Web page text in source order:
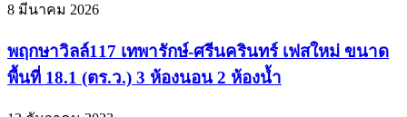
8 มีนาคม 2026
พฤกษาวิลล์117 เทพารักษ์-ศรีนครินทร์ เฟสใหม่ ขนาด
พื้นที่ 18.1 (ตร.ว.) 3 ห้องนอน 2 ห้องน้ำ